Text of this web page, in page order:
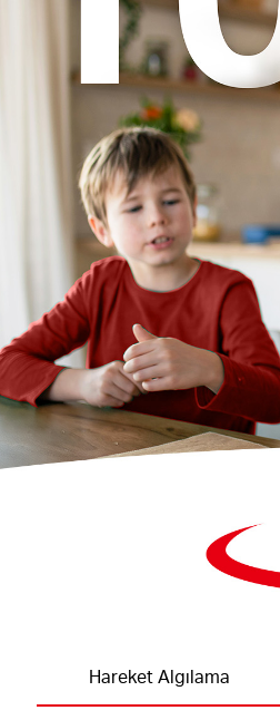
Hareket Algılama